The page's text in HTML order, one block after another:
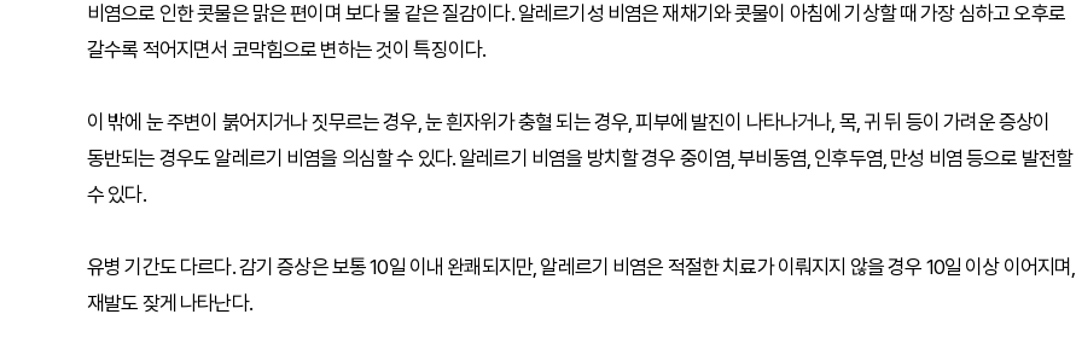
비염으로 인한 콧물은 맑은 편이며 보다 물 같은 질감이다. 알레르기성 비염은 재채기와 콧물이 아침에 기상할 때 가장 심하고 오후로
갈수록 적어지면서 코막힘으로 변하는 것이 특징이다.
이 밖에 눈 주변이 붉어지거나 짓무르는 경우, 눈 흰자위가 충혈 되는 경우, 피부에 발진이 나타나거나, 목, 귀 뒤 등이 가려운 증상이
동반되는 경우도 알레르기 비염을 의심할 수 있다. 알레르기 비염을 방치할 경우 중이염, 부비동염, 인후두염, 만성 비염 등으로 발전할
수 있다.
유병 기간도 다르다. 감기 증상은 보통 10일 이내 완쾌되지만, 알레르기 비염은 적절한 치료가 이뤄지지 않을 경우 10일 이상 이어지며,
재발도 잦게 나타난다.